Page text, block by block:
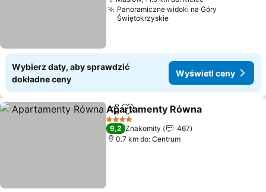
Panoramiczne widoki na Góry
Świętokrzyskie
Wybierz daty, aby sprawdzić
dokładne ceny
Wyświetl ceny
Udostępnij
Dodaj do ulubionych
Apartamenty Równa
4 Kategoria
9,2 Znakomity
467
0.7 km do: Centrum